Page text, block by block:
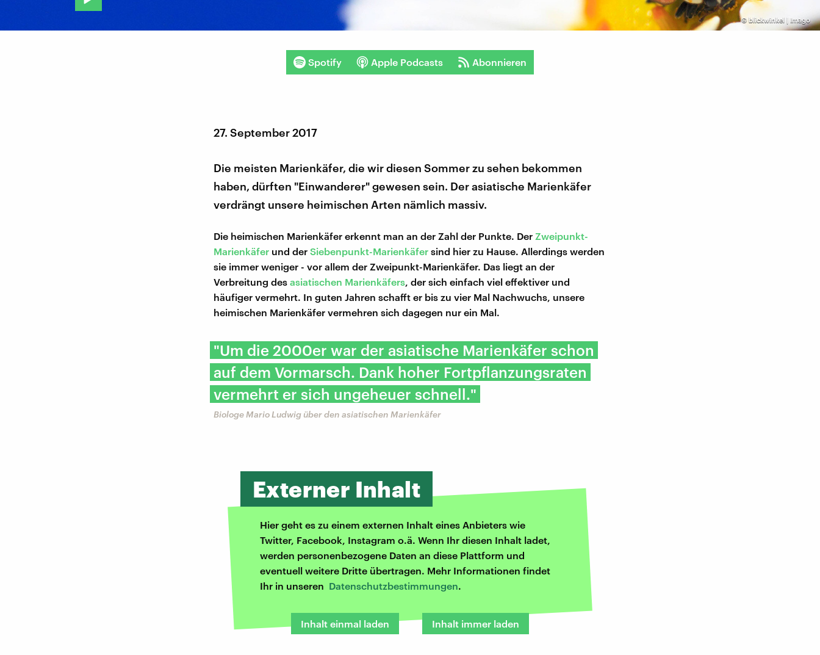
© blickwinkel | Imago
Spotify Apple Podcasts Abonnieren
27. September 2017
Die meisten Marienkäfer, die wir diesen Sommer zu sehen bekommen
haben, dürften "Einwanderer" gewesen sein. Der asiatische Marienkäfer
verdrängt unsere heimischen Arten nämlich massiv.
Die heimischen Marienkäfer erkennt man an der Zahl der Punkte. Der Zweipunkt-
Marienkäfer und der Siebenpunkt-Marienkäfer sind hier zu Hause. Allerdings werden
sie immer weniger - vor allem der Zweipunkt-Marienkäfer. Das liegt an der
Verbreitung des asiatischen Marienkäfers, der sich einfach viel effektiver und
häufiger vermehrt. In guten Jahren schafft er bis zu vier Mal Nachwuchs, unsere
heimischen Marienkäfer vermehren sich dagegen nur ein Mal.
"Um die 2000er war der asiatische Marienkäfer schon
auf dem Vormarsch. Dank hoher Fortpflanzungsraten
vermehrt er sich ungeheuer schnell."
Biologe Mario Ludwig über den asiatischen Marienkäfer
Externer Inhalt
Hier geht es zu einem externen Inhalt eines Anbieters wie
Twitter, Facebook, Instagram o.ä. Wenn Ihr diesen Inhalt ladet,
werden personenbezogene Daten an diese Plattform und
eventuell weitere Dritte übertragen. Mehr Informationen findet
Ihr in unseren Datenschutzbestimmungen.
Inhalt einmal laden Inhalt immer laden